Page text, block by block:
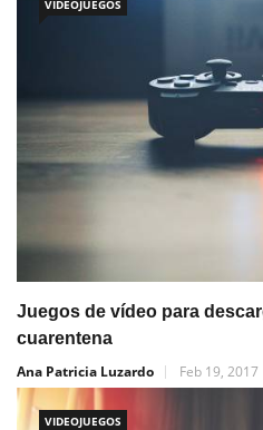
VIDEOJUEGOS
Juegos de vídeo para
cuarentena
Ana Patricia Luzardo
Feb 19, 2017
VIDEOJUEGOS